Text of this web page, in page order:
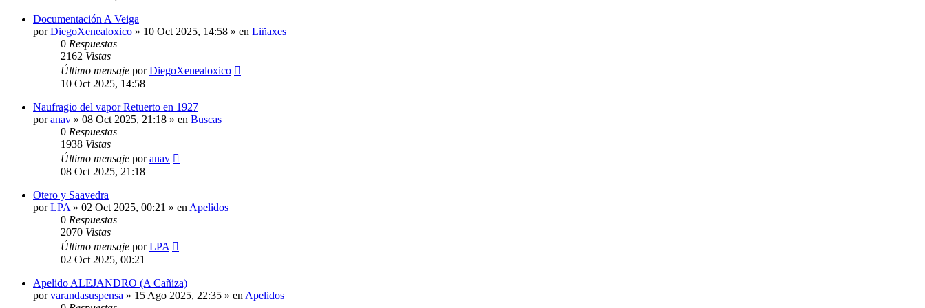
Documentación A Veiga
porDiegoXenealoxico » 10 Oct 2025, 14:58 » en Liñaxes
0 Respuestas
2162 Vistas
Último mensaje porDiegoXenealoxico
10 Oct 2025, 14:58
Naufragio del vapor Retuerto en 1927
poranav » 08 Oct 2025, 21:18 » en Buscas
0 Respuestas
1938 Vistas
Último mensaje poranav
08 Oct 2025, 21:18
Otero y Saavedra
porLPA » 02 Oct 2025, 00:21 » en Apelidos
0 Respuestas
2070 Vistas
Último mensaje porLPA
02 Oct 2025, 00:21
Apelido ALEJANDRO (A Cañiza)
porvarandasuspensa » 15 Ago 2025, 22:35 » en Apelidos